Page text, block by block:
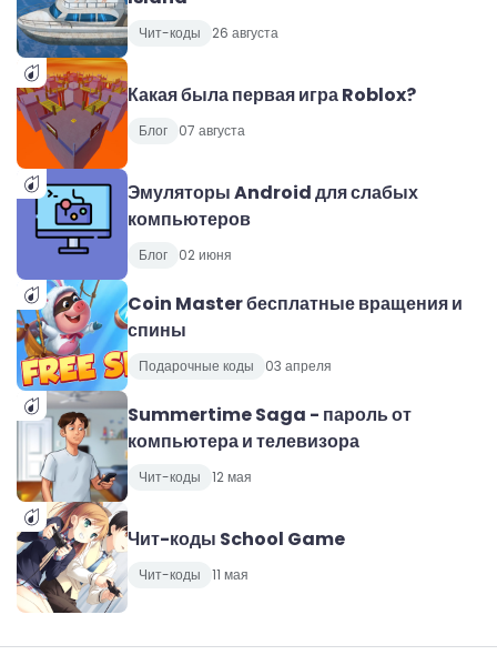
Чит-коды 26 августа
Какая была первая игра Roblox?
Блог 07 августа
Эмуляторы Android для слабых
компьютеров
Блог 02 июня
Coin Master бесплатные вращения и
спины
Подарочные коды 03 апреля
Summertime Saga - пароль от
компьютера и телевизора
Чит-коды 12 мая
Чит-коды School Game
Чит-коды 11 мая